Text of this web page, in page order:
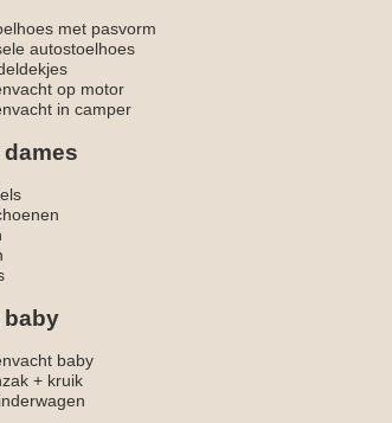
met pasvorm
autostoelhoes
op motor
in camper
baby
baby
+ kruik